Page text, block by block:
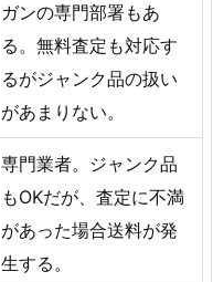
ガンの専門部署もあ
る。無料査定も対応す
るがジャンク品の扱い
があまりない。
専門業者。ジャンク品
もOKだが、査定に不満
があった場合送料が発
生する。